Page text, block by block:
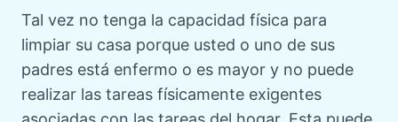
Tal vez no tenga la capacidad física para
limpiar su casa porque usted o uno de sus
padres está enfermo o es mayor y no puede
realizar las tareas físicamente exigentes